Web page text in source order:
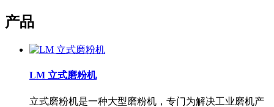
产品
LM 立式磨粉机
立式磨粉机是一种大型磨粉机，专门为解决工业磨机产